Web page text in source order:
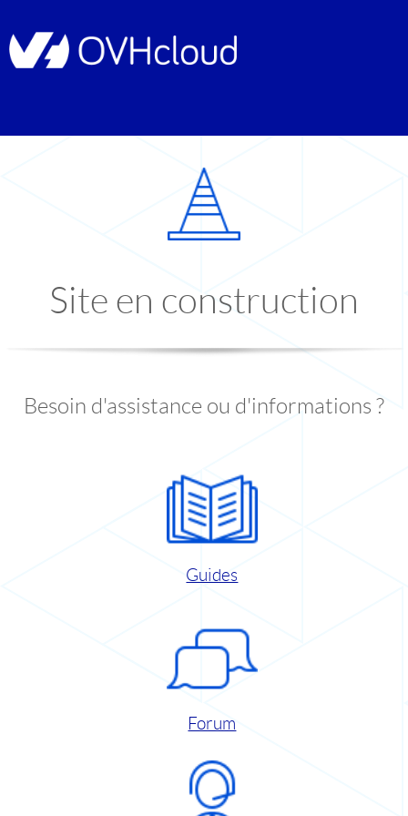
Site en construction
Besoin d'assistance ou d'informations ?
Guides
Forum